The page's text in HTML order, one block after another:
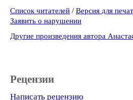
Список читателей / Версия для
Заявить о нарушении
Другие произведения автора
Рецензии
Написать рецензию